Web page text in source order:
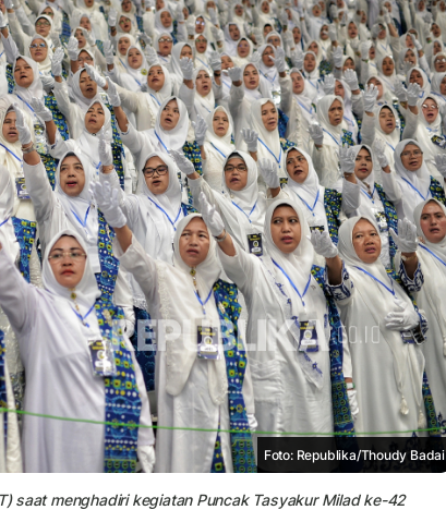
Foto: Republika/Thoudy Badai
saat menghadiri kegiatan Puncak Tasyakur Milad ke-42